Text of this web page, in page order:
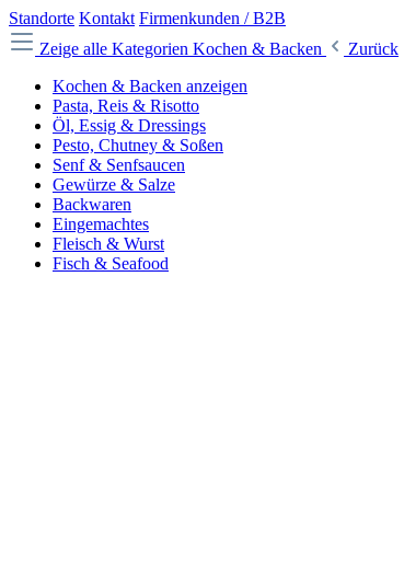
Standorte Kontakt Firmenkunden / B2B
Zeige alle Kategorien Kochen & Backen
Zurück
Kochen & Backen anzeigen
Pasta, Reis & Risotto
Öl, Essig & Dressings
Pesto, Chutney & Soßen
Senf & Senfsaucen
Gewürze & Salze
Backwaren
Eingemachtes
Fleisch & Wurst
Fisch & Seafood